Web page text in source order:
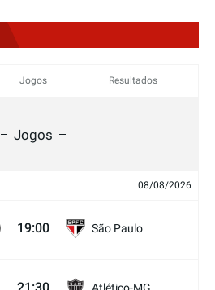
Jogos Resultados
Jogos
08/08/2026
19:00 São Paulo
Atlético-MG